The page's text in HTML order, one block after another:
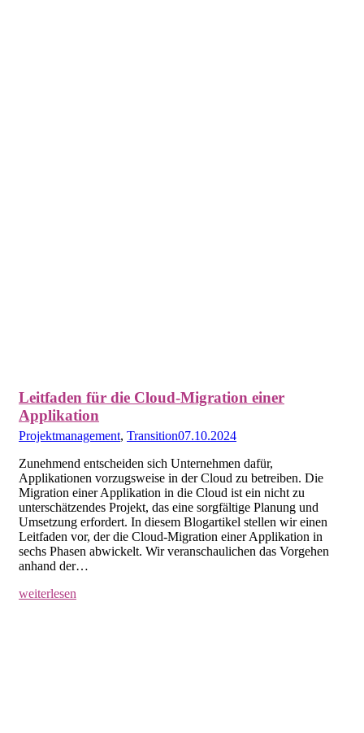
Leitfaden für die Cloud-Migration einer
Applikation
Projektmanagement, Transition07.10.2024
Zunehmend entscheiden sich Unternehmen dafür,
Applikationen vorzugsweise in der Cloud zu betreiben. Die
Migration einer Applikation in die Cloud ist ein nicht zu
unterschätzendes Projekt, das eine sorgfältige Planung und
Umsetzung erfordert. In diesem Blogartikel stellen wir einen
Leitfaden vor, der die Cloud-Migration einer Applikation in
sechs Phasen abwickelt. Wir veranschaulichen das Vorgehen
anhand der…
weiterlesen